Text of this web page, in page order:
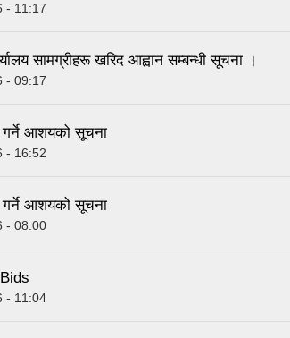
- 11:17
सामग्रीहरू खरिद आह्वान सम्बन्धी सूचना ।
- 09:17
गर्ने आशयको सूचना
- 16:52
गर्ने आशयको सूचना
- 08:00
- 11:04